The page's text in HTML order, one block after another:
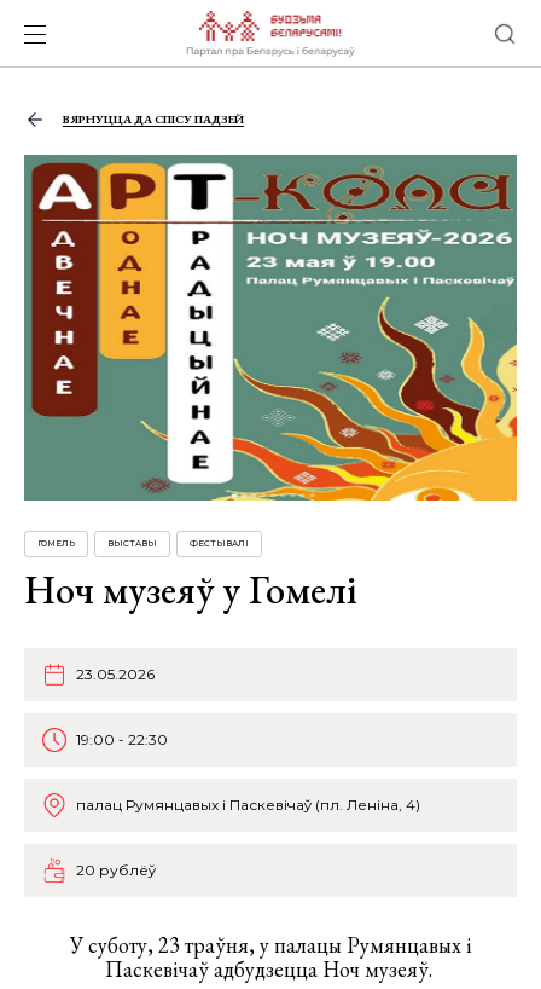
ВЯРНУЦЦА ДА СПІСУ ПАДЗЕЙ
ГОМЕЛЬ ВЫСТАВЫ ФЕСТЫВАЛІ
Ноч музеяў у Гомелі
23.05.2026
19:00 - 22:30
палац Румянцавых і Паскевічаў (пл. Леніна, 4)
20 рублёў
У суботу, 23 траўня, у палацы Румянцавых і
Паскевічаў адбудзецца Ноч музеяў.